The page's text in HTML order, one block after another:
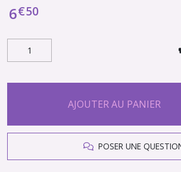
6€50
AJOUTER AU PANIER
POSER UNE